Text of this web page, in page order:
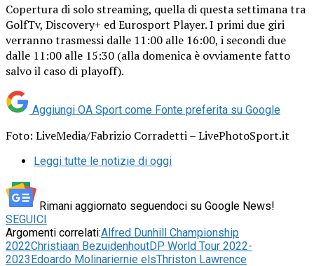
Copertura di solo streaming, quella di questa settimana tra
GolfTv, Discovery+ ed Eurosport Player. I primi due giri
verranno trasmessi dalle 11:00 alle 16:00, i secondi due
dalle 11:00 alle 15:30 (alla domenica è ovviamente fatto
salvo il caso di playoff).
Aggiungi OA Sport come Fonte preferita su Google
Foto: LiveMedia/Fabrizio Corradetti – LivePhotoSport.it
Leggi tutte le notizie di oggi
Rimani aggiornato seguendoci su Google News!
SEGUICI
Argomenti correlati:Alfred Dunhill Championship
2022Christiaan BezuidenhoutDP World Tour 2022-
2023Edoardo Molinariernie elsThriston Lawrence